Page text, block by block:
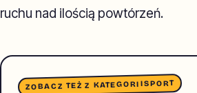
ruchu nad ilością powtórzeń.
ZOBACZ TEŻ Z KATEGORIISPORT